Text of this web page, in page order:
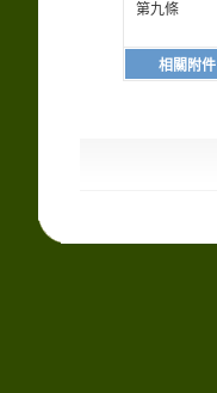
第九條
相關附件